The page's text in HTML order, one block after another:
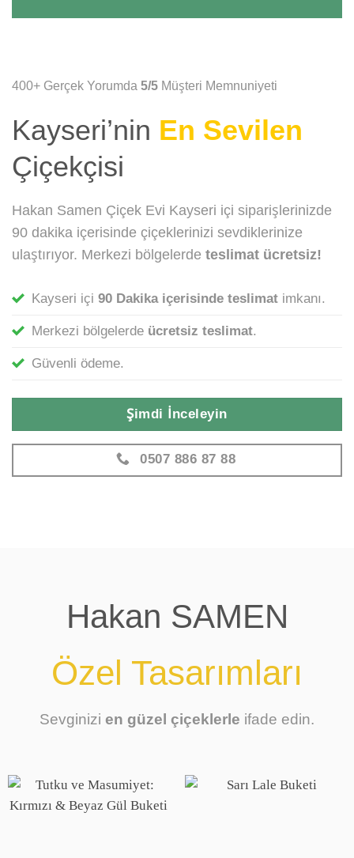
400+ Gerçek Yorumda 5/5 Müşteri Memnuniyeti
Kayseri’nin En Sevilen
Çiçekçisi
Hakan Samen Çiçek Evi Kayseri içi siparişlerinizde
90 dakika içerisinde çiçeklerinizi sevdiklerinize
ulaştırıyor. Merkezi bölgelerde teslimat ücretsiz!
Kayseri içi 90 Dakika içerisinde teslimat imkanı.
Merkezi bölgelerde ücretsiz teslimat.
Güvenli ödeme.
Şimdi İnceleyin
0507 886 87 88
Hakan SAMEN
Özel Tasarımları
Sevginizi en güzel çiçeklerle ifade edin.